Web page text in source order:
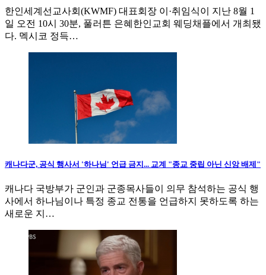
한인세계선교사회(KWMF) 대표회장 이·취임식이 지난 8월 1
일 오전 10시 30분, 풀러튼 은혜한인교회 웨딩채플에서 개최됐
다. 멕시코 정득…
캐나다군, 공식 행사서 '하나님' 언급 금지... 교계 "종교 중립 아닌 신앙 배제"
캐나다 국방부가 군인과 군종목사들이 의무 참석하는 공식 행
사에서 하나님이나 특정 종교 전통을 언급하지 못하도록 하는
새로운 지…